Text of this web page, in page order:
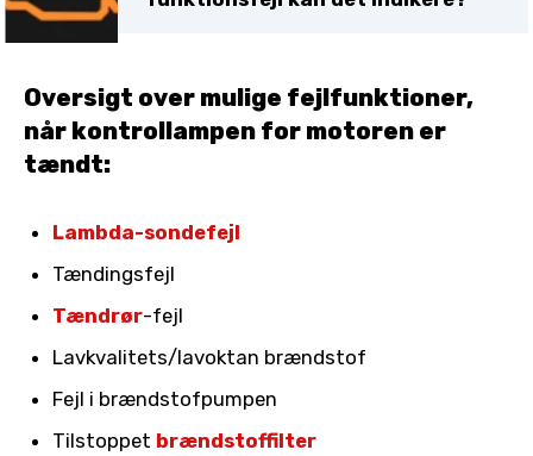
Oversigt over mulige fejlfunktioner,
når kontrollampen for motoren er
tændt:
Lambda-sondefejl
Tændingsfejl
Tændrør-fejl
Lavkvalitets/lavoktan brændstof
Fejl i brændstofpumpen
Tilstoppet brændstoffilter